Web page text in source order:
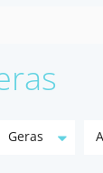
Geras